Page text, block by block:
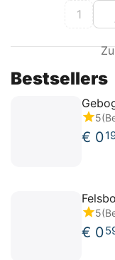
1
Bestsellers
5
€ 0
5
€ 0